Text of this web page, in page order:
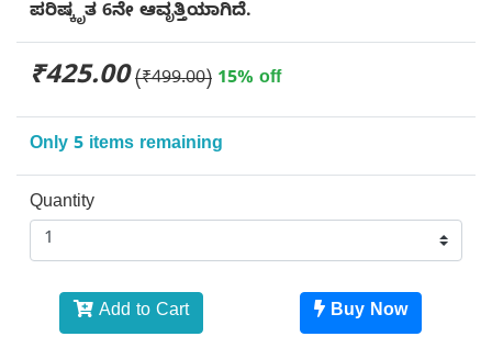
ಪರಿಷ್ಕೃತ 6ನೇ ಆವೃತ್ತಿಯಾಗಿದೆ.
₹425.00 (₹499.00) 15% off
Only 5 items remaining
Quantity
Add to Cart Buy Now